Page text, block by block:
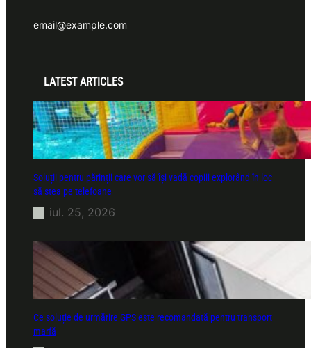
email@example.com
LATEST ARTICLES
Soluții pentru părinții care vor să își vadă copiii explorând în loc
să stea pe telefoane
iul. 25, 2026
Ce soluție de urmărire GPS este recomandată pentru transport
marfă